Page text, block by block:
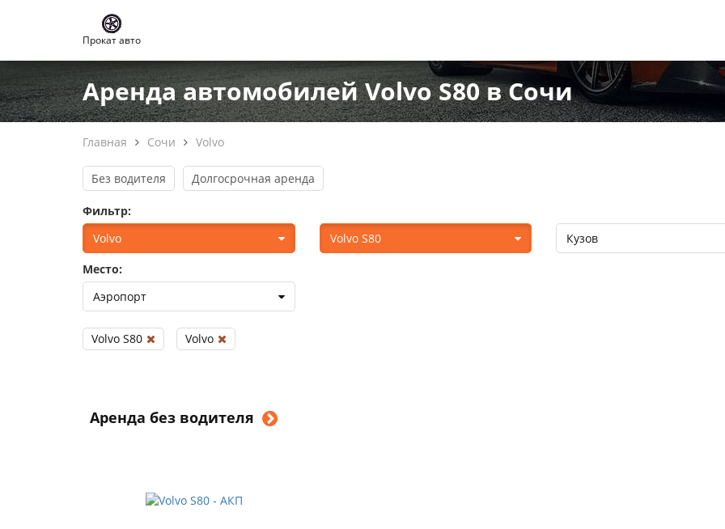
Прокат авто
Аренда автомобилей Volvo S80 в Сочи
Главная Сочи Volvo
Аренда без водителя
Без водителя Долгосрочная аренда
Фильтр:
Volvo
Volvo S80 Кузов
Место:
Аэропорт
Volvo S80 Volvo